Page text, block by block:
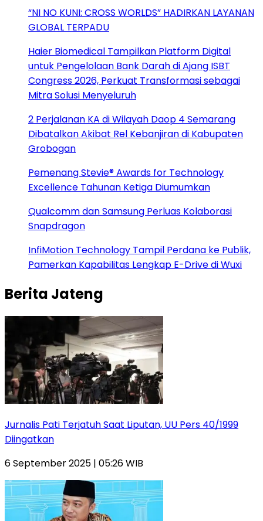
“NI NO KUNI: CROSS WORLDS” HADIRKAN LAYANAN
GLOBAL TERPADU
Haier Biomedical Tampilkan Platform Digital
untuk Pengelolaan Bank Darah di Ajang ISBT
Congress 2026, Perkuat Transformasi sebagai
Mitra Solusi Menyeluruh
2 Perjalanan KA di Wilayah Daop 4 Semarang
Dibatalkan Akibat Rel Kebanjiran di Kabupaten
Grobogan
Pemenang Stevie® Awards for Technology
Excellence Tahunan Ketiga Diumumkan
Qualcomm dan Samsung Perluas Kolaborasi
Snapdragon
InfiMotion Technology Tampil Perdana ke Publik,
Pamerkan Kapabilitas Lengkap E-Drive di Wuxi
Berita Jateng
Jurnalis Pati Terjatuh Saat Liputan, UU Pers 40/1999
Diingatkan
6 September 2025 | 05:26 WIB